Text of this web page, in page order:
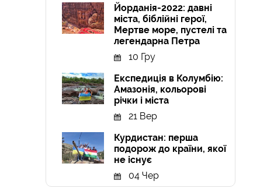
Йорданія-2022: давні
міста, біблійні герої,
Мертве море, пустелі та
легендарна Петра
10 Гру
Експедиція в Колумбію:
Амазонія, кольорові
річки і міста
21 Вер
Курдистан: перша
подорож до країни, якої
не існує
04 Чер